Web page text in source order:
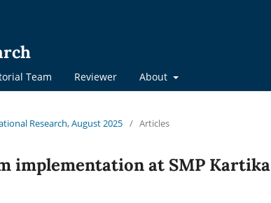
Team Reviewer About
Research, August 2025 / Articles
implementation at SMP Kartika